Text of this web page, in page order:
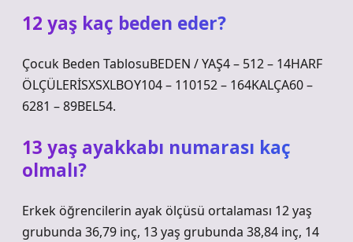
12 yaş kaç beden eder?
Çocuk Beden TablosuBEDEN / YAŞ4 – 512 – 14HARF
ÖLÇÜLERİSXSXLBOY104 – 110152 – 164KALÇA60 –
6281 – 89BEL54.
13 yaş ayakkabı numarası kaç
olmalı?
Erkek öğrencilerin ayak ölçüsü ortalaması 12 yaş
grubunda 36,79 inç, 13 yaş grubunda 38,84 inç, 14